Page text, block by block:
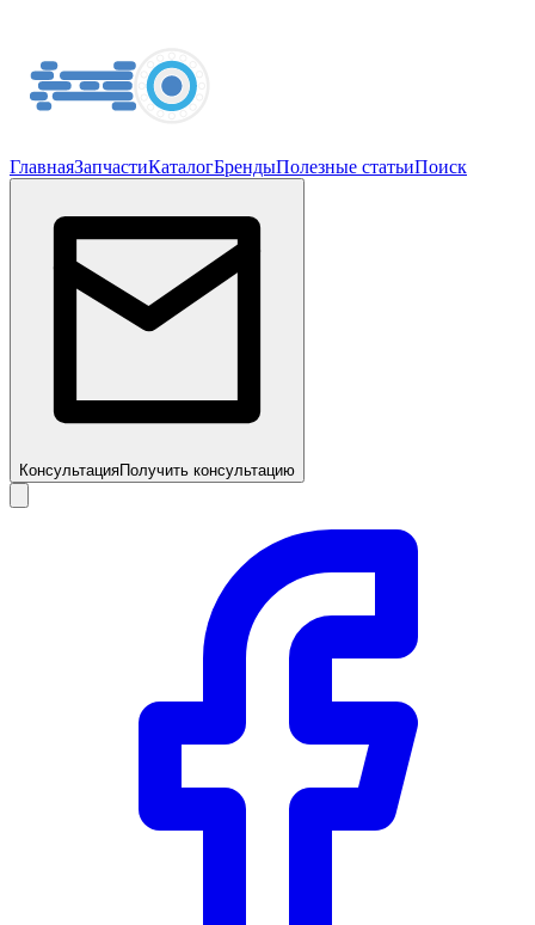
ГлавнаяЗапчастиКаталогБрендыПолезные статьиПоиск
КонсультацияПолучить консультацию